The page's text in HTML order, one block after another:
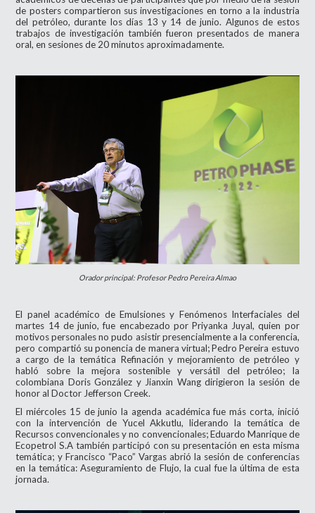
de posters compartieron sus investigaciones en torno a la industria
del petróleo, durante los días 13 y 14 de junio. Algunos de estos
trabajos de investigación también fueron presentados de manera
oral, en sesiones de 20 minutos aproximadamente.
Orador principal: Profesor Pedro Pereira Almao
El panel académico de Emulsiones y Fenómenos Interfaciales del
martes 14 de junio, fue encabezado por Priyanka Juyal, quien por
motivos personales no pudo asistir presencialmente a la conferencia,
pero compartió su ponencia de manera virtual; Pedro Pereira estuvo
a cargo de la temática Refinación y mejoramiento de petróleo y
habló sobre la mejora sostenible y versátil del petróleo; la
colombiana Doris González y Jianxin Wang dirigieron la sesión de
honor al Doctor Jefferson Creek.
El miércoles 15 de junio la agenda académica fue más corta, inició
con la intervención de Yucel Akkutlu, liderando la temática de
Recursos convencionales y no convencionales; Eduardo Manrique de
Ecopetrol S.A también participó con su presentación en esta misma
temática; y Francisco “Paco” Vargas abrió la sesión de conferencias
en la temática: Aseguramiento de Flujo, la cual fue la última de esta
jornada.